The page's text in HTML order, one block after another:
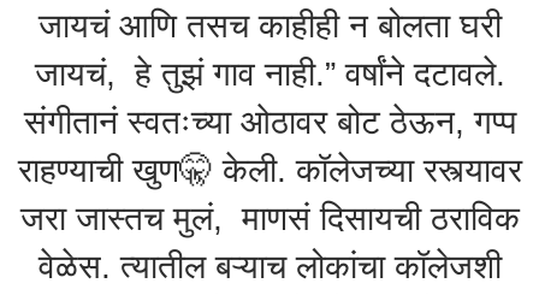
जायचं आणि तसच काहीही न बोलता घरी
जायचं, हे तुझं गाव नाही.” वर्षांने दटावले.
संगीतानं स्वतःच्या ओठावर बोट ठेऊन, गप्प
राहण्याची खुण🤫 केली. कॉलेजच्या रस्त्यावर
जरा जास्तच मुलं, माणसं दिसायची ठराविक
वेळेस. त्यातील बऱ्याच लोकांचा कॉलेजशी